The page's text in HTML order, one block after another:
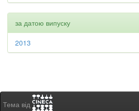
за датою випуску
2013
Тема від